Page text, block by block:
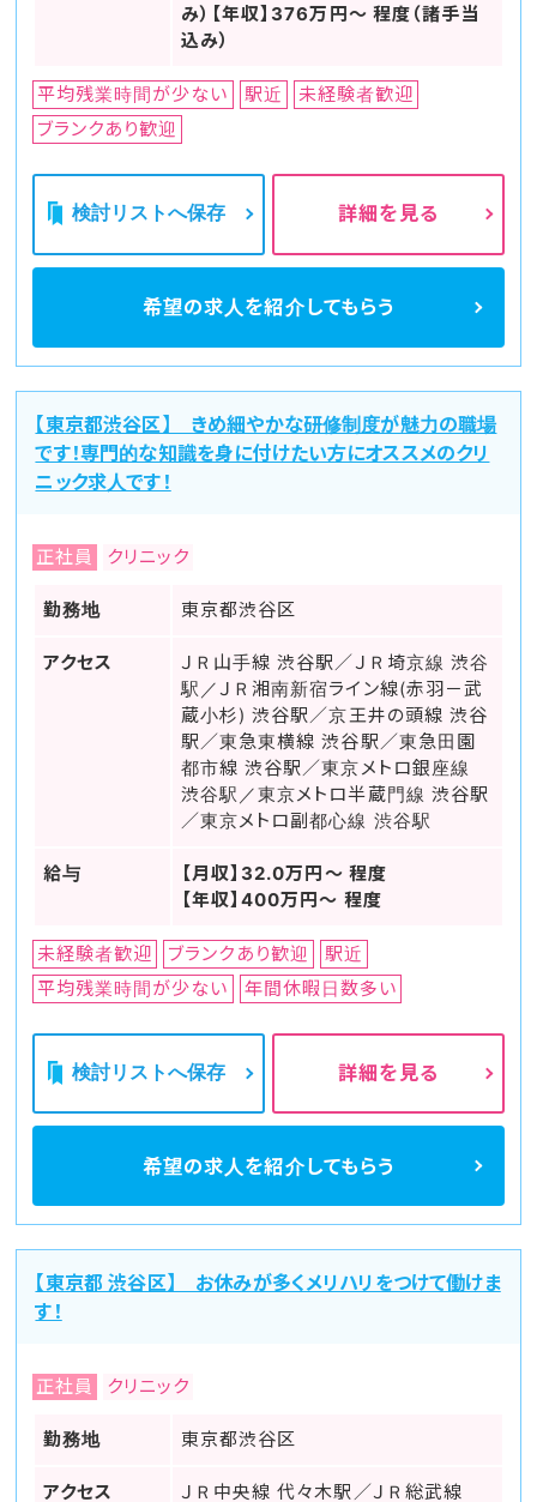
み）【年収】376万円～ 程度（諸手当
込み）
平均残業時間が少ない 駅近
未経験者歓迎
ブランクあり歓迎
検討リストへ保存 詳細を見る
希望の求人を紹介してもらう
【東京都渋谷区】 きめ細やかな研修制度が魅力の職場
です！専門的な知識を身に付けたい方にオススメのクリ
ニック求人です！
正社員 クリニック
勤務地 東京都渋谷区
アクセス
ＪＲ山手線 渋谷駅／ＪＲ埼京線 渋谷
駅／ＪＲ湘南新宿ライン線(赤羽－武
蔵小杉) 渋谷駅／京王井の頭線 渋谷
駅／東急東横線 渋谷駅／東急田園
都市線 渋谷駅／東京メトロ銀座線
渋谷駅／東京メトロ半蔵門線 渋谷駅
／東京メトロ副都心線 渋谷駅
給与
【月収】32.0万円～ 程度
【年収】400万円～ 程度
未経験者歓迎 ブランクあり歓迎
駅近
平均残業時間が少ない
年間休暇日数多い
検討リストへ保存 詳細を見る
希望の求人を紹介してもらう
【東京都 渋谷区】 お休みが多くメリハリをつけて働けま
す！
正社員 クリニック
勤務地 東京都渋谷区
アクセス
ＪＲ中央線 代々木駅／ＪＲ総武線